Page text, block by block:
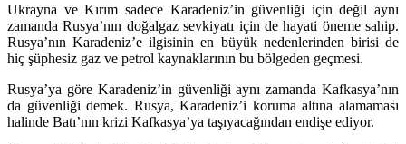
Ukrayna ve Kırım sadece Karadeniz’in güvenliği için değil aynı
zamanda Rusya’nın doğalgaz sevkiyatı için de hayati öneme sahip.
Rusya’nın Karadeniz’e ilgisinin en büyük nedenlerinden birisi de
hiç şüphesiz gaz ve petrol kaynaklarının bu bölgeden geçmesi.
Rusya’ya göre Karadeniz’in güvenliği aynı zamanda Kafkasya’nın
da güvenliği demek. Rusya, Karadeniz’i koruma altına alamaması
halinde Batı’nın krizi Kafkasya’ya taşıyacağından endişe ediyor.